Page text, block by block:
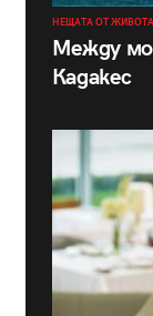
НЕЩАТА ОТ ЖИВОТА
Между
Кадакес